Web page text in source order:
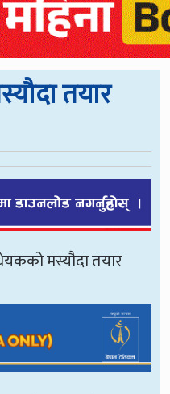
तयार
मस्यौदा तयार